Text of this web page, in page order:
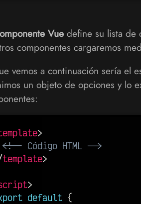
Vue define su lista de
componentes cargaremos
vemos a continuación sería el
un objeto de opciones y lo
>
<!-- Código HTML -->
template>
>
default {